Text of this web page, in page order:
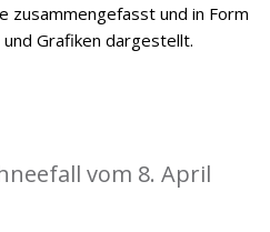
zusammengefasst und in Form
Grafiken dargestellt.
vom 8. April